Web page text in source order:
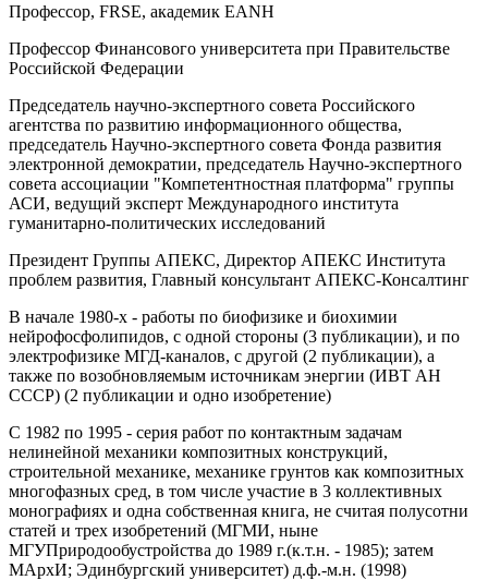
Профессор, FRSE, академик EANH
Профессор Финансового университета при Правительстве
Российской Федерации
Председатель научно-экспертного совета Российского
агентства по развитию информационного общества,
председатель Научно-экспертного совета Фонда развития
электронной демократии, председатель Научно-экспертного
совета ассоциации "Компетентностная платформа" группы
АСИ, ведущий эксперт Международного института
гуманитарно-политических исследований
Президент Группы АПЕКС, Директор АПЕКС Института
проблем развития, Главный консультант АПЕКС-Консалтинг
В начале 1980-х - работы по биофизике и биохимии
нейрофосфолипидов, с одной стороны (3 публикации), и по
электрофизике МГД-каналов, с другой (2 публикации), а
также по возобновляемым источникам энергии (ИВТ АН
СССР) (2 публикации и одно изобретение)
С 1982 по 1995 - серия работ по контактным задачам
нелинейной механики композитных конструкций,
строительной механике, механике грунтов как композитных
многофазных сред, в том числе участие в 3 коллективных
монографиях и одна собственная книга, не считая полусотни
статей и трех изобретений (МГМИ, ныне
МГУПриродообустройства до 1989 г.(к.т.н. - 1985); затем
МАрхИ; Эдинбургский университет) д.ф.-м.н. (1998)